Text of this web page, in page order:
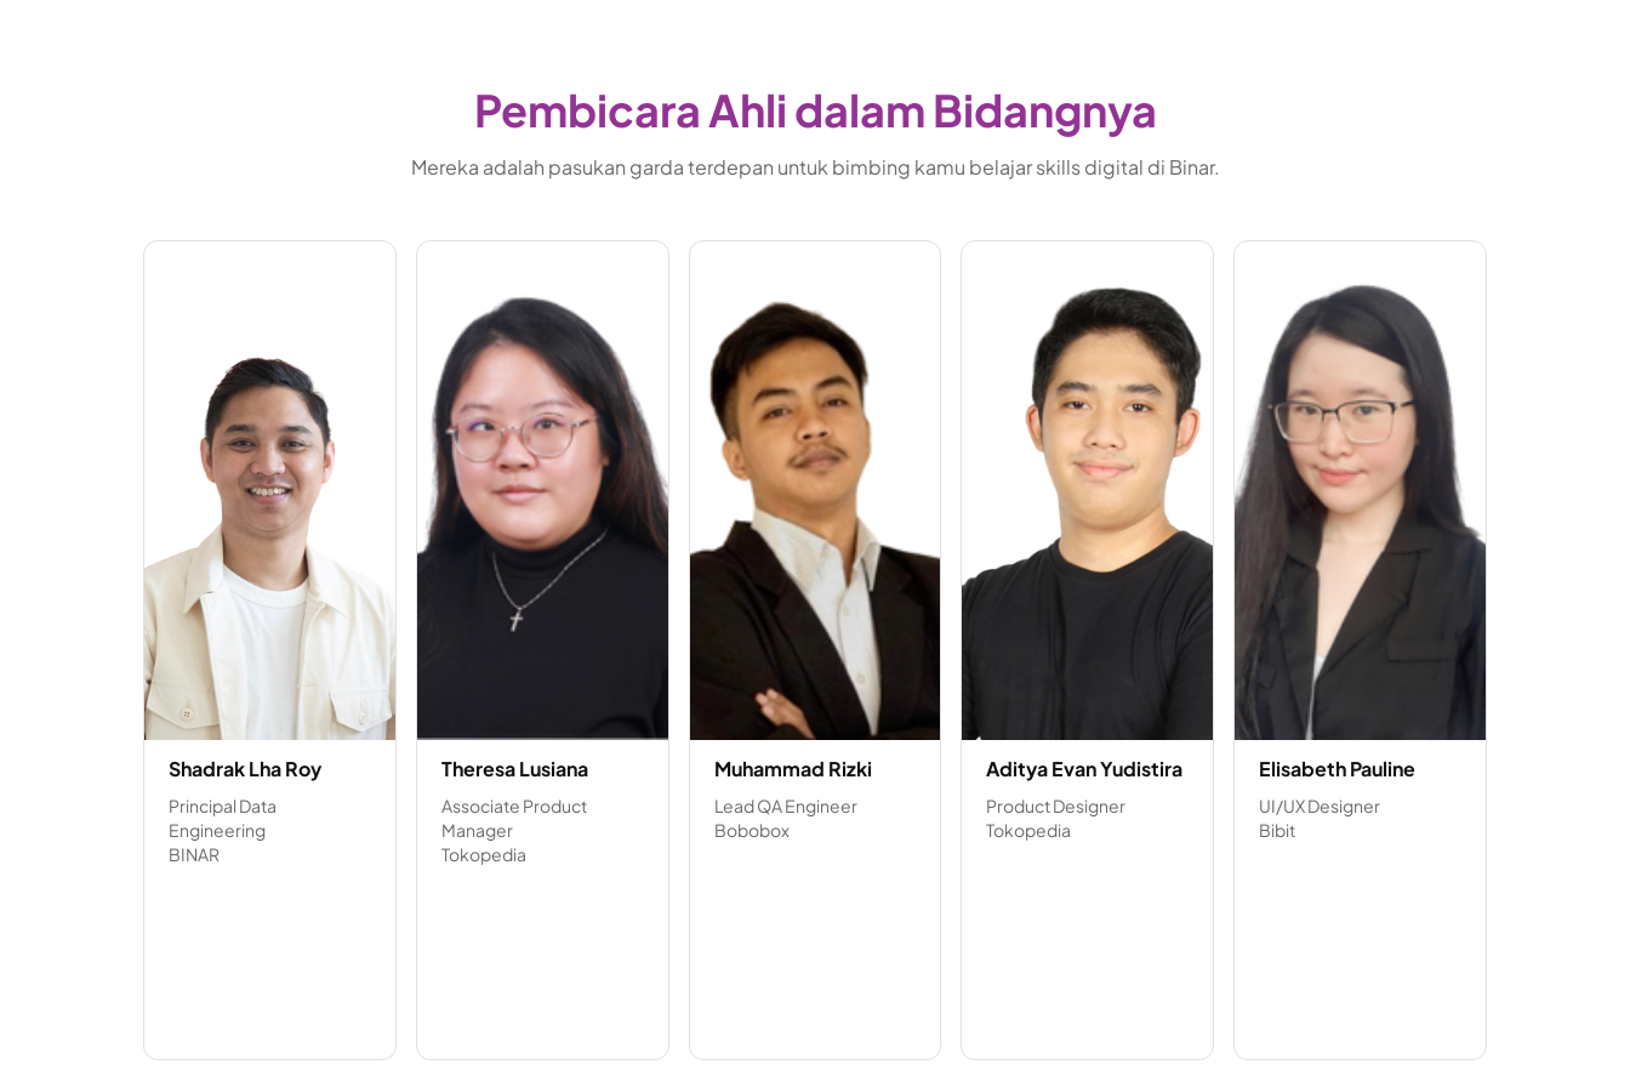
Pembicara Ahli dalam Bidangnya
Mereka adalah pasukan garda terdepan untuk bimbing kamu belajar skills digital di Binar.
Shadrak Lha Roy
Principal Data
Engineering
BINAR
Theresa Lusiana
Associate Product
Manager
Tokopedia
Muhammad Rizki
Lead QA Engineer
Bobobox
Aditya Evan Yudistira
Product Designer
Tokopedia
Elisabeth Pauline
UI/UX Designer
Bibit